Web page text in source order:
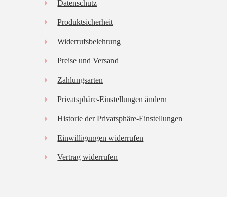
Datenschutz
Produktsicherheit
Widerrufsbelehrung
Preise und Versand
Zahlungsarten
Privatsphäre-Einstellungen ändern
Historie der Privatsphäre-Einstellungen
Einwilligungen widerrufen
Vertrag widerrufen